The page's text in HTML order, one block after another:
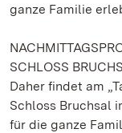
ganze Familie
SCHLOSS
Daher findet am
Schloss Bruchsal
für die ganze